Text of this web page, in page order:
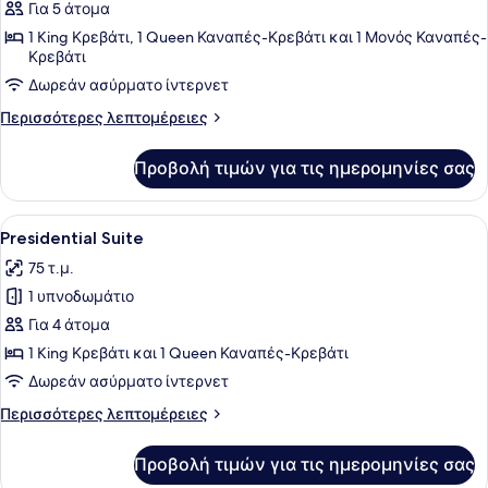
για
Deluxe
Suite
Για 5 άτομα
1 King Κρεβάτι, 1 Queen Καναπές-Κρεβάτι και 1 Μονός Καναπές-
Κρεβάτι
Δωρεάν ασύρματο ίντερνετ
Περισσότερες λεπτομέρειες
Περισσότερες
Suite
Προβολή τιμών για τις ημερομηνίες σας
Προβολή
όλων
των
φωτογραφιών
για
Presidential
Suite
Presidential Suite | 1
6
Presidential Suite
75 τ.μ.
1 υπνοδωμάτιο
Για 4 άτομα
1 King Κρεβάτι και 1 Queen Καναπές-Κρεβάτι
Δωρεάν ασύρματο ίντερνετ
Περισσότερες λεπτομέρειες
Περισσότερες
Προβολή τιμών για τις ημερομηνίες σας